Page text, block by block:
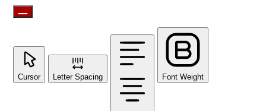
Cursor Letter Spacing Font Weight